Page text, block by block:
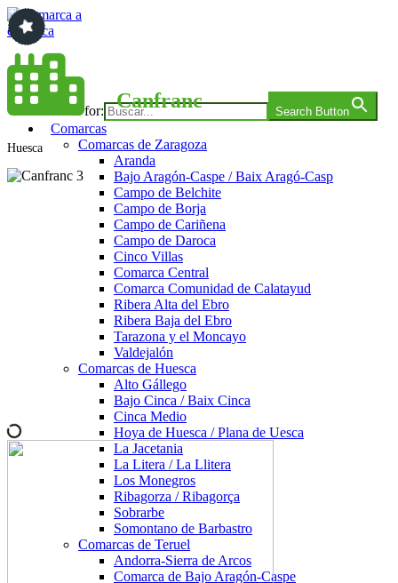
Saltar
al
contenido
Comarca a comarca
Search for: Search Button
Comarcas
Comarcas de Zaragoza
Aranda
Bajo Aragón-Caspe / Baix Aragó-Casp
Campo de Belchite
Campo de Borja
Campo de Cariñena
Campo de Daroca
Cinco Villas
Comarca Central
Comarca Comunidad de Calatayud
Ribera Alta del Ebro
Ribera Baja del Ebro
Tarazona y el Moncayo
Valdejalón
Comarcas de Huesca
Alto Gállego
Bajo Cinca / Baix Cinca
Cinca Medio
Hoya de Huesca / Plana de Uesca
La Jacetania
La Litera / La Llitera
Los Monegros
Ribagorza / Ribagorça
Sobrarbe
Somontano de Barbastro
Comarcas de Teruel
Andorra-Sierra de Arcos
Comarca de Bajo Aragón-Caspe
Canfranc
Huesca